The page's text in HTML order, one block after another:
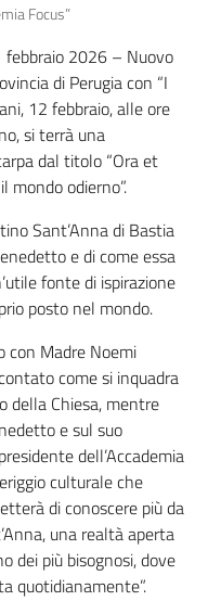
Focus”
febbraio 2026 – Nuovo
di Perugia con “I
12 febbraio, alle ore
si terrà una
dal titolo “Ora et
mondo odierno”.
Sant’Anna di Bastia
e di come essa
fonte di ispirazione
posto nel mondo.
con Madre Noemi
come si inquadra
della Chiesa, mentre
e sul suo
dell’Accademia
culturale che
di conoscere più da
una realtà aperta
dei più bisognosi, dove
quotidianamente”.